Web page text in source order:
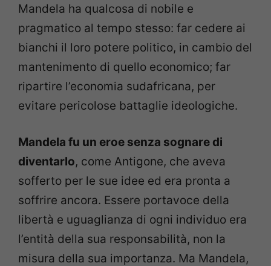
Mandela ha qualcosa di nobile e
pragmatico al tempo stesso: far cedere ai
bianchi il loro potere politico, in cambio del
mantenimento di quello economico; far
ripartire l’economia sudafricana, per
evitare pericolose battaglie ideologiche.
Mandela fu un eroe senza sognare di
diventarlo, come Antigone, che aveva
sofferto per le sue idee ed era pronta a
soffrire ancora. Essere portavoce della
libertà e uguaglianza di ogni individuo era
l’entità della sua responsabilità, non la
misura della sua importanza. Ma Mandela,